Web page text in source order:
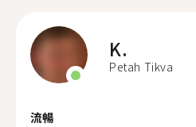
K.
Petah Tikva
流暢